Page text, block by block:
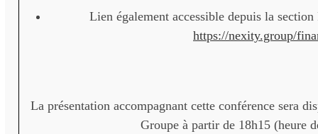
Lien également accessible depuis la
https://nexity.group/
La présentation accompagnant cette conférence sera
Groupe à partir de 18h15 (heure